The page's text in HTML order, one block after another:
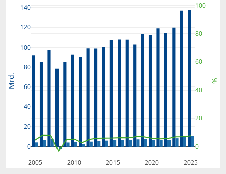
2005 2010 2015 2020 2025
0
20
40
60
80
100
120
140
0
20
40
60
80
100
Mrd. %